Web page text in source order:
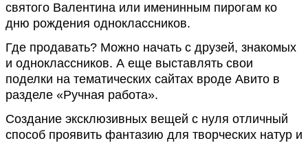
святого Валентина или именинным пирогам ко
дню рождения одноклассников.
Где продавать? Можно начать с друзей, знакомых
и одноклассников. А еще выставлять свои
поделки на тематических сайтах вроде Авито в
разделе «Ручная работа».
Создание эксклюзивных вещей с нуля отличный
способ проявить фантазию для творческих натур и